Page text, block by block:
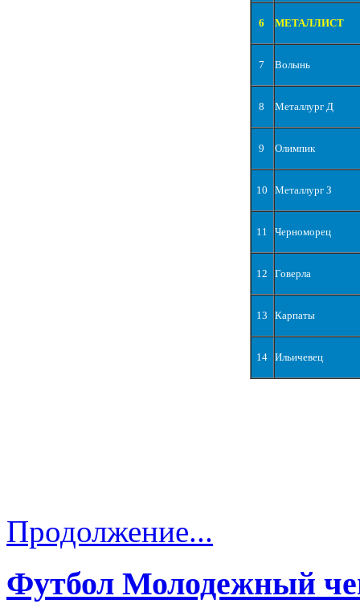
6 МЕТАЛЛИСТ
7 Волынь
8 Металлург Д
9 Олимпик
10 Металлург З
11 Черноморец
12 Говерла
13 Карпаты
14 Ильичевец
Продолжение...
Футбол Молодежный